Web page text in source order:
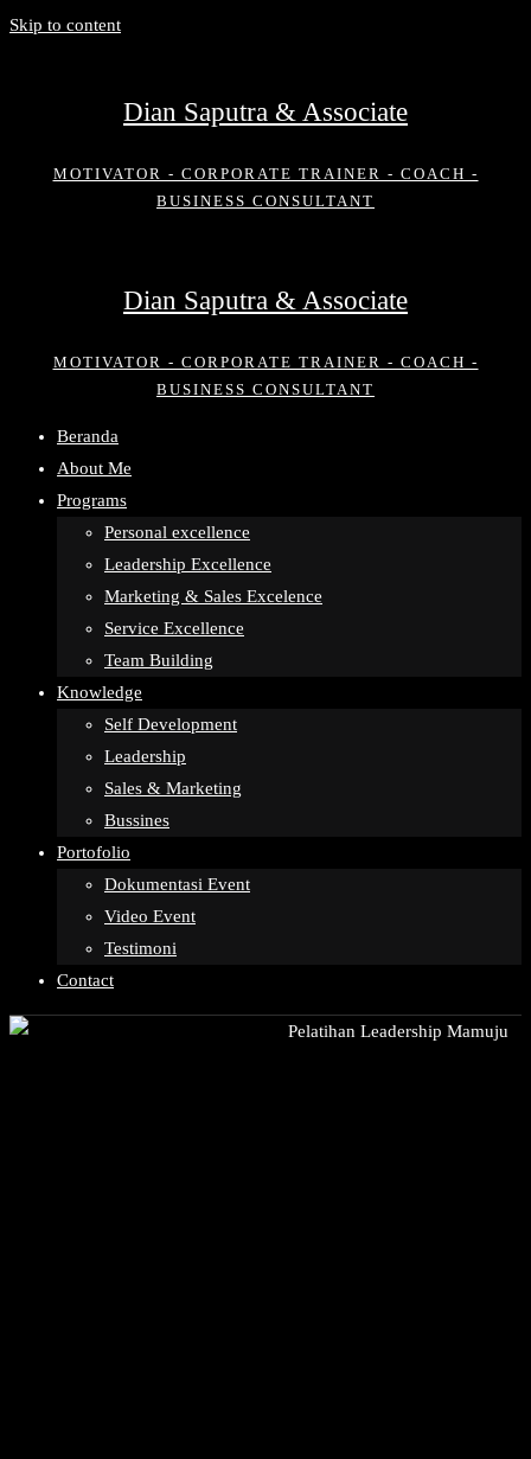
Skip to content
Dian Saputra & Associate
MOTIVATOR - CORPORATE TRAINER - COACH -
BUSINESS CONSULTANT
Dian Saputra & Associate
MOTIVATOR - CORPORATE TRAINER - COACH -
BUSINESS CONSULTANT
Beranda
About Me
Programs
Personal excellence
Leadership Excellence
Marketing & Sales Excelence
Service Excellence
Team Building
Knowledge
Self Development
Leadership
Sales & Marketing
Bussines
Portofolio
Dokumentasi Event
Video Event
Testimoni
Contact